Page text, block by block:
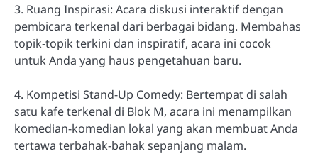
3. Ruang Inspirasi: Acara diskusi interaktif dengan
pembicara terkenal dari berbagai bidang. Membahas
topik-topik terkini dan inspiratif, acara ini cocok
untuk Anda yang haus pengetahuan baru.
4. Kompetisi Stand-Up Comedy: Bertempat di salah
satu kafe terkenal di Blok M, acara ini menampilkan
komedian-komedian lokal yang akan membuat Anda
tertawa terbahak-bahak sepanjang malam.